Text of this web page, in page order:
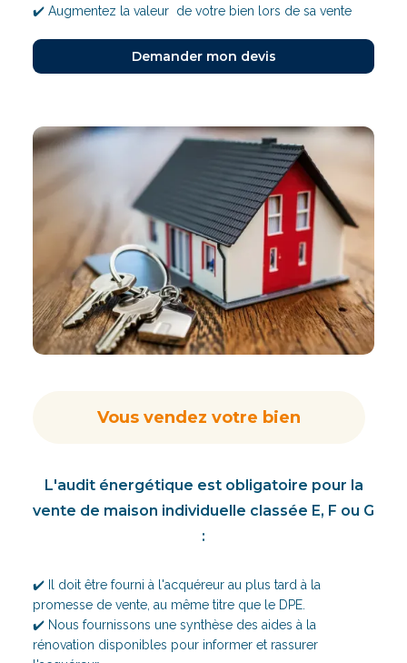
✔️ Augmentez la valeur de votre bien lors de sa vente
Demander mon devis
Vous vendez votre bien
L'audit énergétique est obligatoire pour la
vente de maison individuelle classée E, F ou G
:
✔️ Il doit être fourni à l'acquéreur au plus tard à la
promesse de vente, au même titre que le DPE.
✔️ Nous fournissons une synthèse des aides à la
rénovation disponibles pour informer et rassurer